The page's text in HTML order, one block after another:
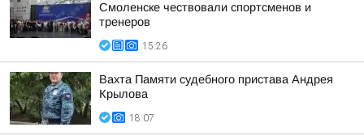
Смоленске чествовали спортсменов и
тренеров
15:26
Вахта Памяти судебного пристава Андрея
Крылова
18:07